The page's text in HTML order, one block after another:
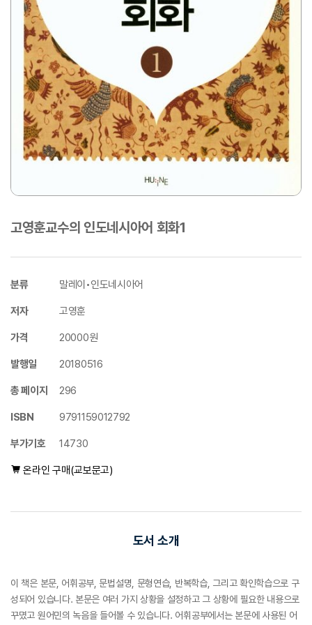
고영훈교수의 인도네시아어 회화1
분류 말레이•인도네시아어
저자 고영훈
가격 20000원
발행일 20180516
총 페이지 296
ISBN 9791159012792
부가기호 14730
온라인 구매(교보문고)
도서 소개
이 책은 본문, 어휘공부, 문법설명, 문형연습, 반복학습, 그리고 확인학습으로 구
성되어 있습니다. 본문은 여러 가지 상황을 설정하고 그 상황에 필요한 내용으로
꾸몄고 원어민의 녹음을 들어볼 수 있습니다. 어휘공부에서는 본문에 사용된 어